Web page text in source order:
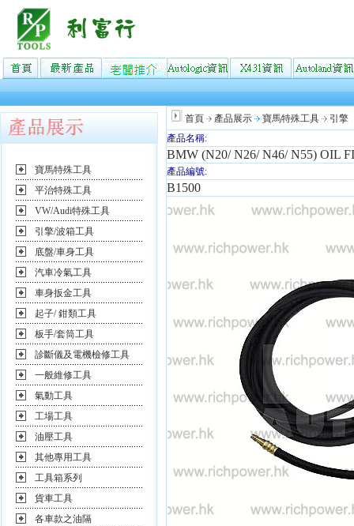
寶馬特殊工具
平治特殊工具
VW/Audi特殊工具
引擎/波箱工具
底盤/車身工具
汽車冷氣工具
車身扳金工具
起子/ 鉗類工具
板手/套筒工具
診斷儀及電機檢修工具
一般維修工具
氣動工具
工場工具
油壓工具
其他專用工具
工具箱系列
貨車工具
各車款之油隔
首頁 產品展示 寶馬特殊工具
引擎
產品名稱:
BMW (N20/ N26/ N46/ N55) OIL
產品編號:
B1500